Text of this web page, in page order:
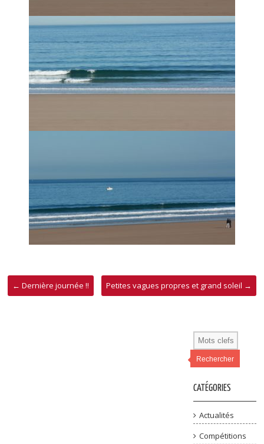
← Dernière journée !! Petites vagues propres et grand soleil →
Rechercher
CATÉGORIES
Actualités
Compétitions